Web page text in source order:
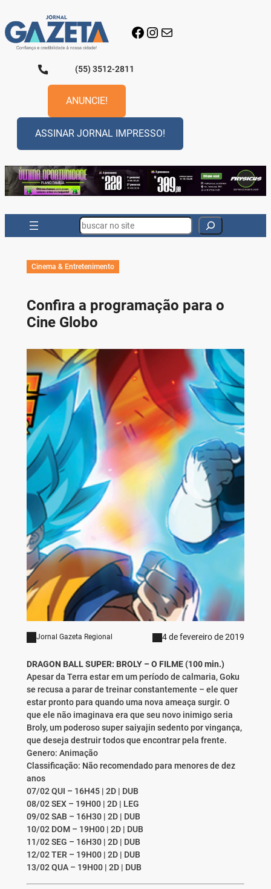
para
o
conteúdo
Facebook
Instagram
E-mail
(55) 3512-2811
ANUNCIE!
ASSINAR JORNAL IMPRESSO!
Search
Cinema & Entretenimento
Confira a programação para o
Cine Globo
Jornal Gazeta Regional 4 de fevereiro de 2019
DRAGON BALL SUPER: BROLY – O FILME (100 min.)
Apesar da Terra estar em um período de calmaria, Goku
se recusa a parar de treinar constantemente – ele quer
estar pronto para quando uma nova ameaça surgir. O
que ele não imaginava era que seu novo inimigo seria
Broly, um poderoso super saiyajin sedento por vingança,
que deseja destruir todos que encontrar pela frente.
Genero: Animação
Classificação: Não recomendado para menores de dez
anos
07/02 QUI – 16H45 | 2D | DUB
08/02 SEX – 19H00 | 2D | LEG
09/02 SAB – 16H30 | 2D | DUB
10/02 DOM – 19H00 | 2D | DUB
11/02 SEG – 16H30 | 2D | DUB
12/02 TER – 19H00 | 2D | DUB
13/02 QUA – 19H00 | 2D | DUB